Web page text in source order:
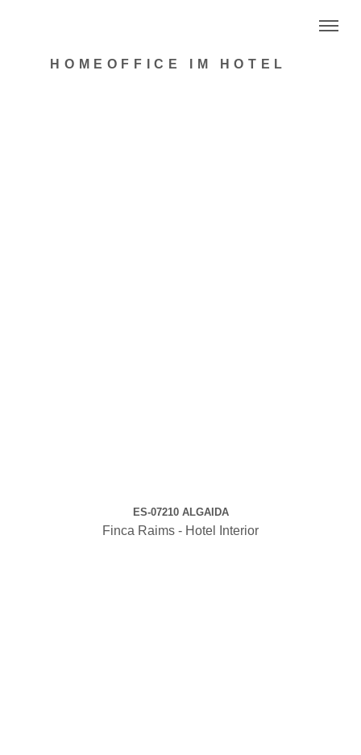
HOMEOFFICE IM HOTEL
ES-07210 ALGAIDA
Finca Raims - Hotel Interior